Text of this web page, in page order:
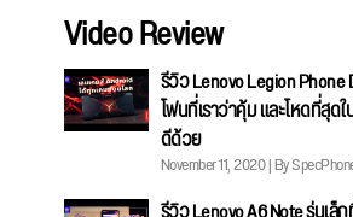
Video Review
รีวิว Lenovo Legion
โฟนที่เราว่าคุ้ม และโหดที่สุด
ดีด้วย
November 11, 2020 | By